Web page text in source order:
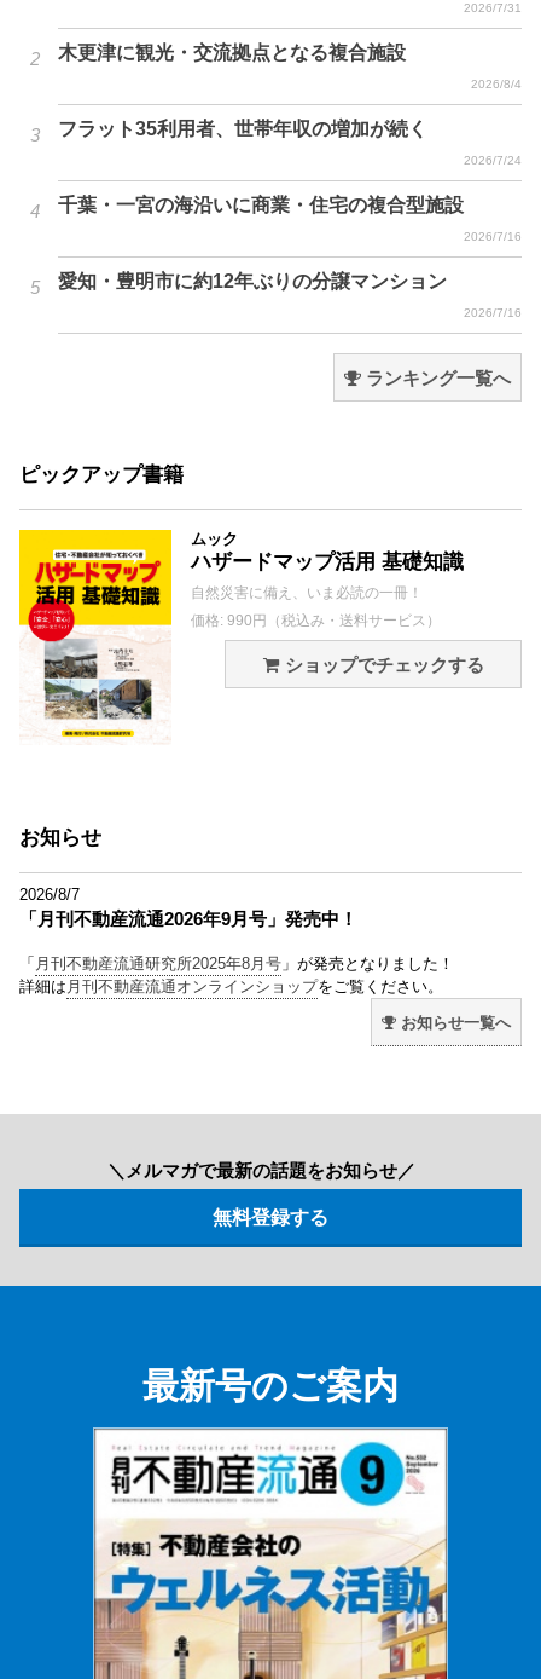
2026/7/31
木更津に観光・交流拠点となる複合施設
2026/8/4
フラット35利用者、世帯年収の増加が続く
2026/7/24
千葉・一宮の海沿いに商業・住宅の複合型施設
2026/7/16
愛知・豊明市に約12年ぶりの分譲マンション
2026/7/16
ランキング一覧へ
ピックアップ書籍
ムック
ハザードマップ活用 基礎知識
自然災害に備え、いま必読の一冊！
価格: 990円（税込み・送料サービス）
ショップでチェックする
お知らせ
2026/8/7
「月刊不動産流通2026年9月号」発売中！
「 月刊不動産流通研究所2025年8月号 」が発売となりました！
詳細は 月刊不動産流通オンラインショップをご覧ください。
お知らせ一覧へ
＼メルマガで最新の話題をお知らせ／
最新号のご案内